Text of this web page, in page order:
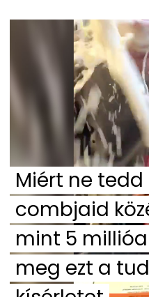
Miért ne
combjaid
mint 5
meg ezt a